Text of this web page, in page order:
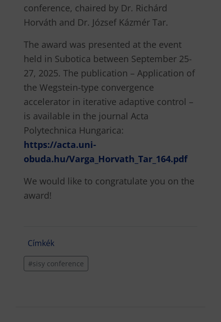
conference, chaired by Dr. Richárd
Horváth and Dr. József Kázmér Tar.
The award was presented at the event
held in Subotica between September 25-
27, 2025. The publication – Application of
the Wegstein-type convergence
accelerator in iterative adaptive control –
is available in the journal Acta
Polytechnica Hungarica:
https://acta.uni-
obuda.hu/Varga_Horvath_Tar_164.pdf
We would like to congratulate you on the
award!
Címkék
#sisy conference